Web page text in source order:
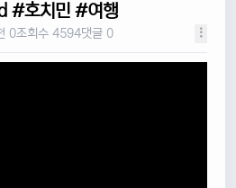
호치민 #여행
0조회수 4594댓글 0